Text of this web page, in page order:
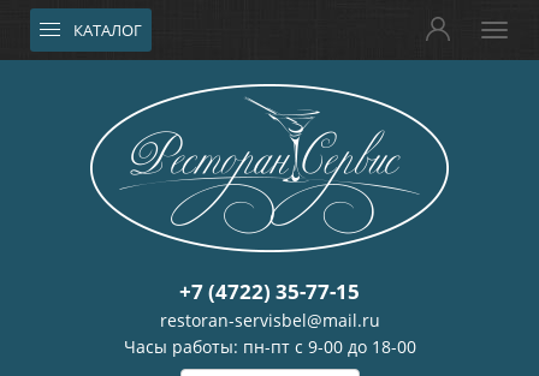
КАТАЛОГ
+7 (4722) 35-77-15
restoran-servisbel@mail.ru
Часы работы: пн-пт с 9-00 до 18-00